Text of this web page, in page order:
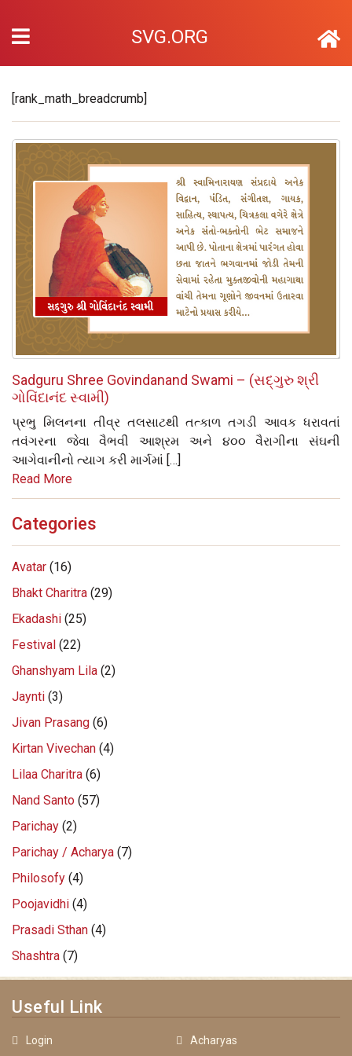
SVG.ORG
[rank_math_breadcrumb]
Sadguru Shree Govindanand Swami – (સદ્‌ગુરુ શ્રી
ગોવિંદાનંદ સ્વામી)
પ્રભુ મિલનના તીવ્ર તલસાટથી તત્કાળ તગડી આવક ધરાવતાં
તવંગરના જેવા વૈભવી આશ્રમ અને ૪૦૦ વૈરાગીના સંઘની
આગેવાનીનો ત્યાગ કરી માર્ગમાં […]
Read More
Categories
Avatar (16)
Bhakt Charitra (29)
Ekadashi (25)
Festival (22)
Ghanshyam Lila (2)
Jaynti (3)
Jivan Prasang (6)
Kirtan Vivechan (4)
Lilaa Charitra (6)
Nand Santo (57)
Parichay (2)
Parichay / Acharya (7)
Philosofy (4)
Poojavidhi (4)
Prasadi Sthan (4)
Shashtra (7)
Useful Link
Login
Acharyas